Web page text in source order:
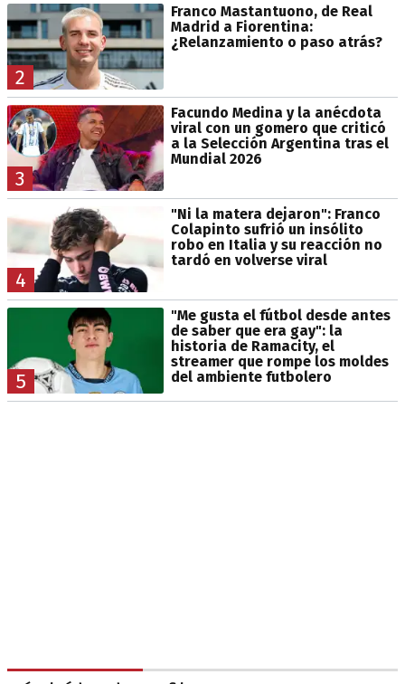
2
Franco Mastantuono, de Real
Madrid a Fiorentina:
¿Relanzamiento o paso atrás?
3
Facundo Medina y la anécdota
viral con un gomero que criticó
a la Selección Argentina tras el
Mundial 2026
4
"Ni la matera dejaron": Franco
Colapinto sufrió un insólito
robo en Italia y su reacción no
tardó en volverse viral
5
"Me gusta el fútbol desde antes
de saber que era gay": la
historia de Ramacity, el
streamer que rompe los moldes
del ambiente futbolero